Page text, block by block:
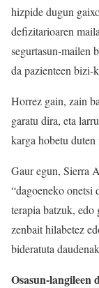
hizpide dugun
defizitarioaren
segurtasun-mailen
da pazienteen bizi-
Horrez gain, zain
garatu dira, eta
karga hobetu
Gaur egun, Sierra
“dagoeneko onetsi
terapia batzuk, edo
zenbait hilabetez
bideratuta
Osasun-langileen